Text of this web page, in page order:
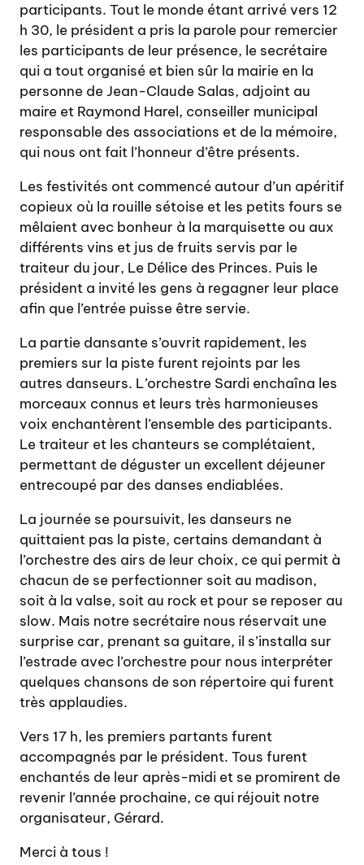
participants. Tout le monde étant arrivé vers 12
h 30, le président a pris la parole pour remercier
les participants de leur présence, le secrétaire
qui a tout organisé et bien sûr la mairie en la
personne de Jean-Claude Salas, adjoint au
maire et Raymond Harel, conseiller municipal
responsable des associations et de la mémoire,
qui nous ont fait l’honneur d’être présents.
Les festivités ont commencé autour d’un apéritif
copieux où la rouille sétoise et les petits fours se
mêlaient avec bonheur à la marquisette ou aux
différents vins et jus de fruits servis par le
traiteur du jour, Le Délice des Princes. Puis le
président a invité les gens à regagner leur place
afin que l’entrée puisse être servie.
La partie dansante s’ouvrit rapidement, les
premiers sur la piste furent rejoints par les
autres danseurs. L’orchestre Sardi enchaîna les
morceaux connus et leurs très harmonieuses
voix enchantèrent l’ensemble des participants.
Le traiteur et les chanteurs se complétaient,
permettant de déguster un excellent déjeuner
entrecoupé par des danses endiablées.
La journée se poursuivit, les danseurs ne
quittaient pas la piste, certains demandant à
l’orchestre des airs de leur choix, ce qui permit à
chacun de se perfectionner soit au madison,
soit à la valse, soit au rock et pour se reposer au
slow. Mais notre secrétaire nous réservait une
surprise car, prenant sa guitare, il s’installa sur
l’estrade avec l’orchestre pour nous interpréter
quelques chansons de son répertoire qui furent
très applaudies.
Vers 17 h, les premiers partants furent
accompagnés par le président. Tous furent
enchantés de leur après-midi et se promirent de
revenir l’année prochaine, ce qui réjouit notre
organisateur, Gérard.
Merci à tous !